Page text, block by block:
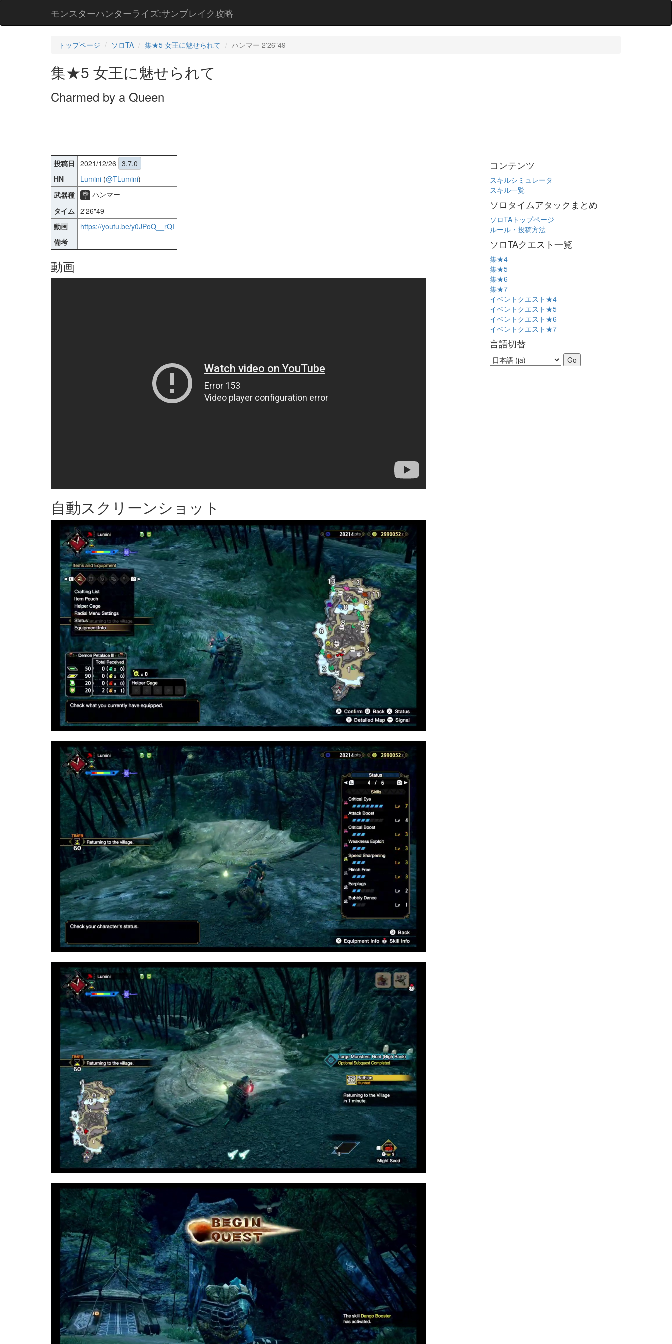
モンスターハンターライズ:サンブレイク攻略
トップページ ソロTA 集★5 女王に魅せられて ハンマー 2'26"49
集★5 女王に魅せられて
Charmed by a Queen
投稿日 2021/12/26 3.7.0
HN
Lumini (@TLumini)
武器種
ハンマー
タイム 2'26"49
動画
https://youtu.be/y0JPoQ__rQI
備考
動画
自動スクリーンショット
コンテンツ
スキルシミュレータ
スキル一覧
ソロタイムアタックまとめ
ソロTAトップページ
ルール・投稿方法
ソロTAクエスト一覧
集★4
集★5
集★6
集★7
イベントクエスト★4
イベントクエスト★5
イベントクエスト★6
イベントクエスト★7
言語切替